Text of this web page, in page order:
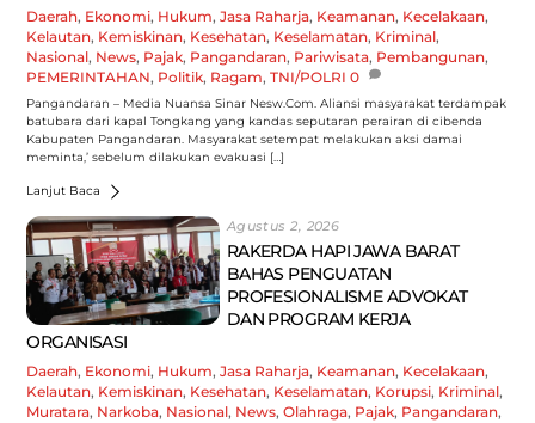
Daerah, Ekonomi, Hukum,Jasa Raharja, Keamanan, Kecelakaan,
Kelautan, Kemiskinan, Kesehatan, Keselamatan, Kriminal,
Nasional, News, Pajak, Pangandaran, Pariwisata, Pembangunan,
PEMERINTAHAN, Politik, Ragam,TNI/POLRI 0
Pangandaran – Media Nuansa Sinar Nesw.Com. Aliansi masyarakat terdampak
batubara dari kapal Tongkang yang kandas seputaran perairan di cibenda
Kabupaten Pangandaran. Masyarakat setempat melakukan aksi damai
meminta,’ sebelum dilakukan evakuasi […]
Lanjut Baca
Agustus 2, 2026
RAKERDA HAPI JAWA BARAT
BAHAS PENGUATAN
PROFESIONALISME ADVOKAT
DAN PROGRAM KERJA
ORGANISASI
Daerah, Ekonomi, Hukum,Jasa Raharja, Keamanan, Kecelakaan,
Kelautan, Kemiskinan, Kesehatan, Keselamatan, Korupsi, Kriminal,
Muratara, Narkoba, Nasional, News,Olahraga, Pajak, Pangandaran,